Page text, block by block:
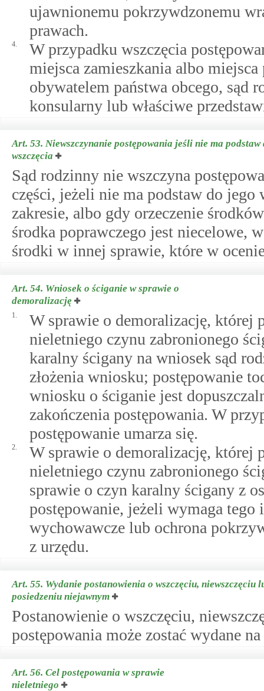
ujawnionemu pokrzywdzonemu
prawach.
4.
W przypadku wszczęcia
miejsca zamieszkania albo
obywatelem państwa obcego, sąd
konsularny lub właściwe
Art. 53. Niewszczynanie postępowania jeśli nie ma podstaw
wszczęcia
Sąd rodzinny nie wszczyna
części, jeżeli nie ma podstaw do
zakresie, albo gdy orzeczenie
środka poprawczego jest niecelowe,
środki w innej sprawie, które w
Art. 54. Wniosek o ściganie w sprawie o
demoralizację
1.
W sprawie o demoralizację, której
nieletniego czynu zabronionego
karalny ścigany na wniosek sąd
złożenia wniosku; postępowanie
wniosku o ściganie jest
zakończenia postępowania. W
postępowanie umarza się.
2.
W sprawie o demoralizację, której
nieletniego czynu zabronionego
sprawie o czyn karalny ścigany z
postępowanie, jeżeli wymaga tego
wychowawcze lub ochrona
z urzędu.
Art. 55. Wydanie postanowienia o wszczęciu,
posiedzeniu niejawnym
Postanowienie o wszczęciu,
postępowania może zostać wydane
Art. 56. Cel postępowania w sprawie
nieletniego